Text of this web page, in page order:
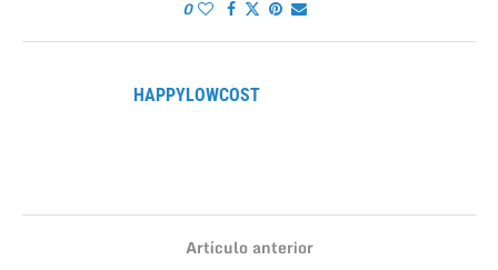
0
HAPPYLOWCOST
Artículo anterior